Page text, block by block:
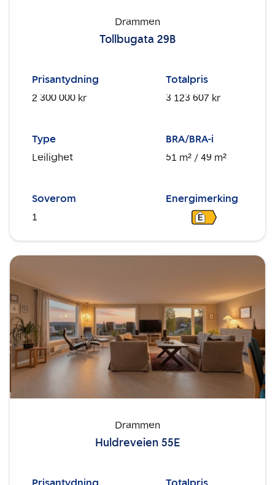
Drammen
Tollbugata 29B
Prisantydning
2 300 000 kr
Totalpris
3 123 607 kr
Type
Leilighet
BRA/BRA-i
51 m² / 49 m²
Soverom
1
Energimerking
E
Drammen
Huldreveien 55E